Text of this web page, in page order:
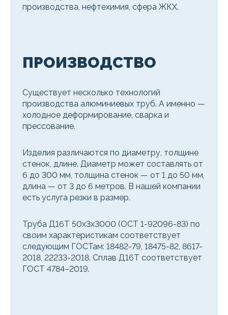
производства, нефтехимия, сфера ЖКХ.
ПРОИЗВОДСТВО
Существует несколько технологий
производства алюминиевых труб. А именно —
холодное деформирование, сварка и
прессование.
Изделия различаются по диаметру, толщине
стенок, длине. Диаметр может составлять от
6 до 300 мм, толщина стенок — от 1 до 50 мм,
длина — от 3 до 6 метров. В нашей компании
есть услуга резки в размер.
Труба Д16Т 50х3х3000 (ОСТ 1-92096-83) по
своим характеристикам соответствует
следующим ГОСТам: 18482-79, 18475-82, 8617-
2018, 22233-2018. Сплав Д16Т соответствует
ГОСТ 4784–2019.